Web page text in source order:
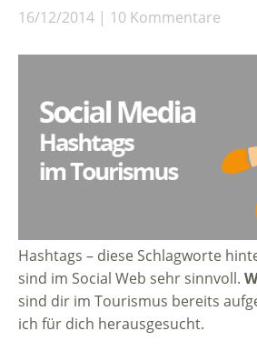
16/12/2014 10 Kommentare
Hashtags – diese Schlagworte
sind im Social Web sehr sinnvoll.
sind dir im Tourismus bereits
ich für dich herausgesucht.